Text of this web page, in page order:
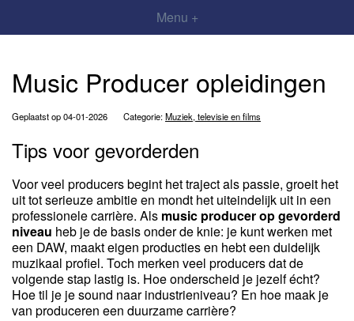
Menu +
Music Producer opleidingen
Geplaatst op 04-01-2026 Categorie:Muziek, televisie en films
Tips voor gevorderden
Voor veel producers begint het traject als passie, groeit het
uit tot serieuze ambitie en mondt het uiteindelijk uit in een
professionele carrière. Als music producer op gevorderd
niveau heb je de basis onder de knie: je kunt werken met
een DAW, maakt eigen producties en hebt een duidelijk
muzikaal profiel. Toch merken veel producers dat de
volgende stap lastig is. Hoe onderscheid je jezelf écht?
Hoe til je je sound naar industrieniveau? En hoe maak je
van produceren een duurzame carrière?